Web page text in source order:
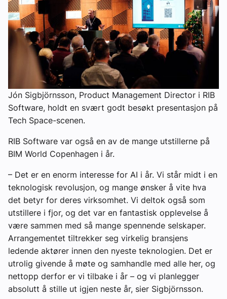
Jón Sigbjörnsson, Product Management Director i RIB
Software, holdt en svært godt besøkt presentasjon på
Tech Space-scenen.
RIB Software var også en av de mange utstillerne på
BIM World Copenhagen i år.
– Det er en enorm interesse for AI i år. Vi står midt i en
teknologisk revolusjon, og mange ønsker å vite hva
det betyr for deres virksomhet. Vi deltok også som
utstillere i fjor, og det var en fantastisk opplevelse å
være sammen med så mange spennende selskaper.
Arrangementet tiltrekker seg virkelig bransjens
ledende aktører innen den nyeste teknologien. Det er
utrolig givende å møte og samhandle med alle her, og
nettopp derfor er vi tilbake i år – og vi planlegger
absolutt å stille ut igjen neste år, sier Sigbjörnsson.